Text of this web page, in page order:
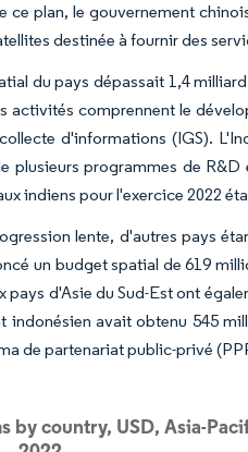
plan, le gouvernement
destinée à fournir des
du pays dépassait 1,4
comprennent le
d'informations (IGS).
programmes de
indiens pour l'exercice 2022
lente, d'autres pays
un budget spatial de 619
d'Asie du Sud-Est ont
indonésien avait obtenu 545
de partenariat public-privé